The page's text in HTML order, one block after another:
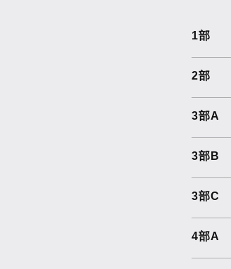
1部
2部
3部A
3部B
3部C
4部A